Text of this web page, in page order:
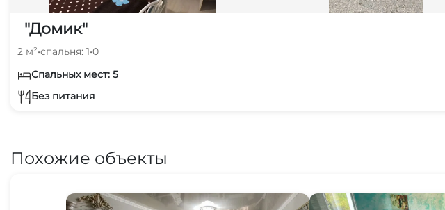
"Домик"
2 м²•спальня: 1•0
Спальных мест: 5
Без питания
Похожие объекты